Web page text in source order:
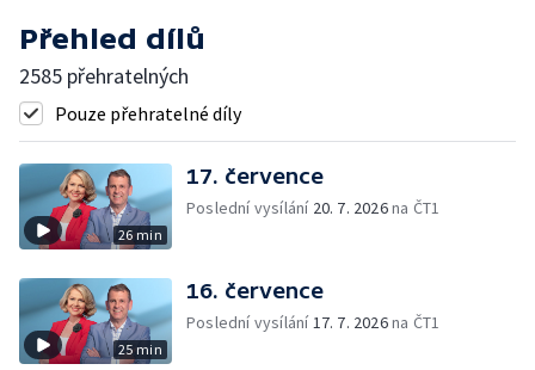
Přehled dílů
2585 přehratelných
Pouze přehratelné díly
26 min
17. července
Poslední vysílání 20. 7. 2026na ČT1
25 min
16. července
Poslední vysílání17. 7. 2026na ČT1